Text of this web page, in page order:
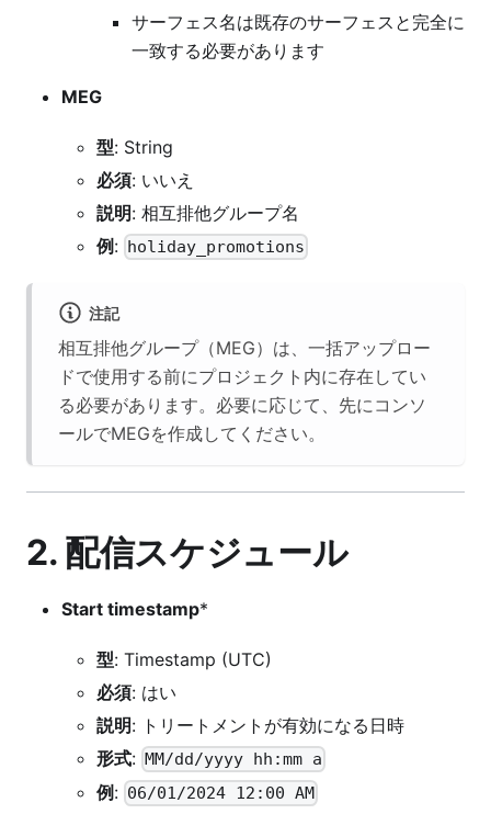
サーフェス名は既存のサーフェスと完全に
一致する必要があります
MEG
型: String
必須: いいえ
説明: 相互排他グループ名
例: holiday_promotions
注記
相互排他グループ（MEG）は、一括アップロー
ドで使用する前にプロジェクト内に存在してい
る必要があります。必要に応じて、先にコンソ
ールでMEGを作成してください。
2. 配信スケジュール
Start timestamp*
型: Timestamp (UTC)
必須: はい
説明: トリートメントが有効になる日時
形式: MM/dd/yyyy hh:mm a
例 : 06/01/2024 12:00 AM